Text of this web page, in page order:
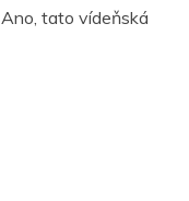
tato vídeňská